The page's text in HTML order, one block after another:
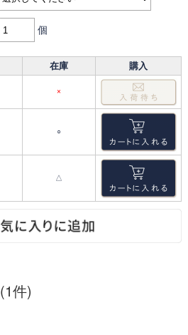
個
在庫 購入
×
○
△
(1件)